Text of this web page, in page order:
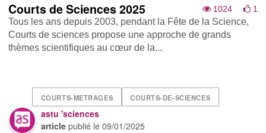
1024 1
Courts de Sciences 2025
Tous les ans depuis 2003, pendant la Fête de la Science,
Courts de sciences propose une approche de grands
thèmes scientifiques au cœur de la...
COURTS-METRAGES COURTS-DE-SCIENCES
astu 'sciences
article publié le09/01/2025